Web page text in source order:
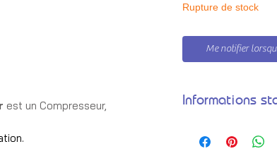
est un Compresseur,
Rupture de stock
Me notifier
Informations
➦ Tarif
✓ En euros TVA incl.